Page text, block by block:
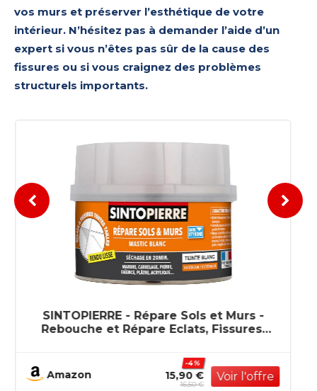
vos murs et préserver l’esthétique de votre
intérieur. N’hésitez pas à demander l’aide d’un
expert si vous n’êtes pas sûr de la cause des
fissures ou si vous craignez des problèmes
structurels importants.
Sader Rebouche Tout - Enduit de
Rebouchage Intérieur Prêt à l'Emploi -
Égalisation de Trous et Fissures
Jusqu'à 1 cm - Joint Plaque de Plâtre -
Pot de 1,5kg
Amazon 9,59 €
-19%
11,90 €